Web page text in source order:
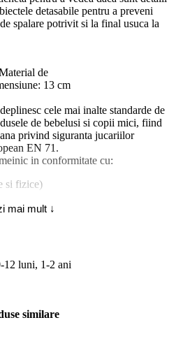
detasabile pentru a preveni
spalare potrivit si la final usuca la
de
13 cm
cele mai inalte standarde de
de bebelusi si copii mici, fiind
privind siguranta jucariilor
EN 71.
in conformitate cu:
si fizice)
produselor la indemana
al jucariei/produsului inainte de a
rugam sa supravegheati copilul in
produs. Pastrati instructiunile si
Pastrati jucaria/produsul departe
temperaturi ridicate si umiditate.
cu o carpa usor umeda. Stergeti si
mai mult ↓
luni, 1-2 ani
similare